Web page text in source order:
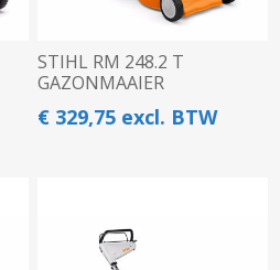
STIHL RM 248.2 T
GAZONMAAIER
€ 329,75 excl. BTW